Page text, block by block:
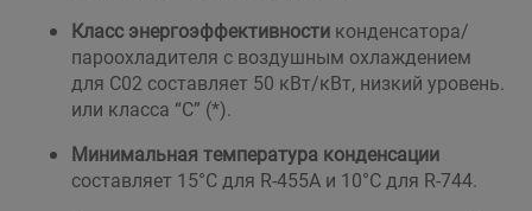
Класс энергоэффективности конденсатора/
пароохладителя с воздушным охлаждением
для C02 составляет 50 кВт/кВт, низкий уровень.
или класса “С” (*).
Минимальная температура конденсации
составляет 15°C для R-455A и 10°C для R-744.